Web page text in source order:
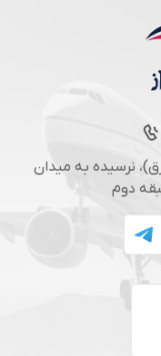
نرسیده به میدان